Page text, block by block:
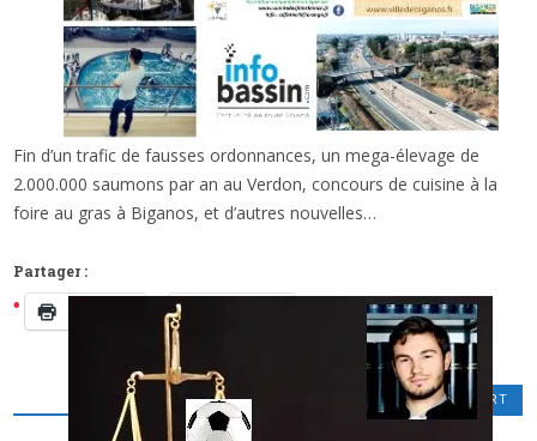
DES INFOS, DES SORTIES, ET DU CINÉ SUR LE
BASSIN ET AUTOUR…
Fin d’un trafic de fausses ordonnances, un mega-élevage de
2.000.000 saumons par an au Verdon, concours de cuisine à la
foire au gras à Biganos, et d’autres nouvelles…
Partager :
CINÉMA LOISIRS CULTURELS, SPORT